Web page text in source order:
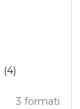
3 formati
4